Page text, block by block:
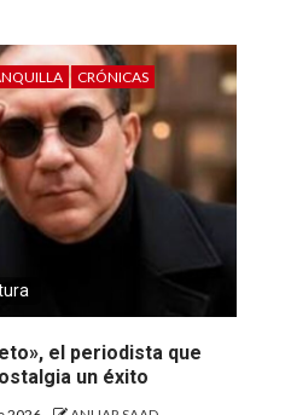
CRÓNICAS
el periodista que
un éxito